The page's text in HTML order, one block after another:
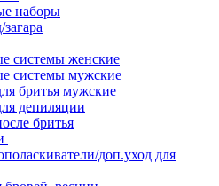
наборы
системы женские
системы мужские
бритья мужские
депиляции
бритья
доп.уход для